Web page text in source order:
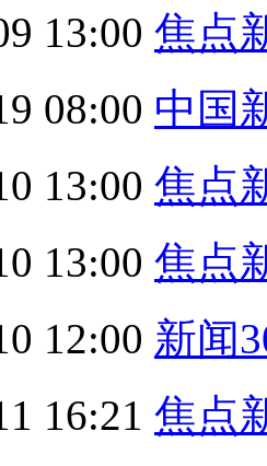
13:00 焦点
08:00 中国
13:00 焦点
13:00 焦点
12:00 新闻
16:21 焦点